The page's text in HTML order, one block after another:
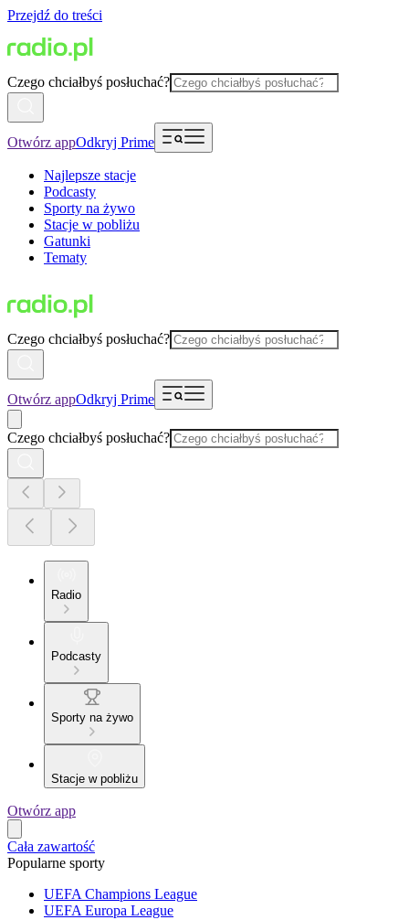
Przejdź do treści
Czego chciałbyś posłuchać?
Otwórz appOdkryj Prime
Najlepsze stacje
Podcasty
Sporty na żywo
Stacje w pobliżu
Gatunki
Tematy
Czego chciałbyś posłuchać?
Otwórz appOdkryj Prime
Czego chciałbyś posłuchać?
Radio
Podcasty
Sporty na żywo
Stacje w pobliżu
Otwórz app
Cała zawartość
Popularne sporty
UEFA Champions League
UEFA Europa League